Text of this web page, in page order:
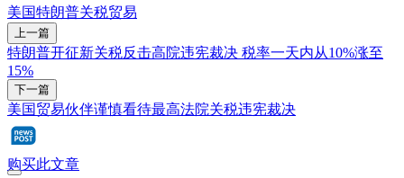
美国特朗普关税贸易
上一篇
特朗普开征新关税反击高院违宪裁决 税率一天内从10%涨至
15%
下一篇
美国贸易伙伴谨慎看待最高法院关税违宪裁决
购买此文章